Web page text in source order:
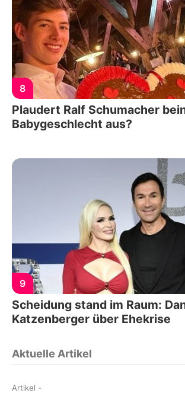
8
Plaudert Ralf Schumacher
Babygeschlecht aus?
9
Scheidung stand im Raum:
Katzenberger über Ehekrise
Aktuelle Artikel
Artikel -